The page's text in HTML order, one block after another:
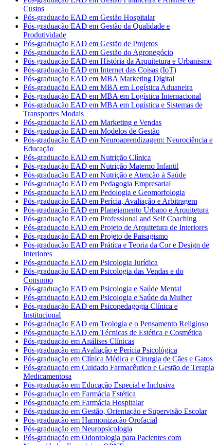
Custos
Pós-graduação EAD em Gestão Hospitalar
Pós-graduação EAD em Gestão da Qualidade e
Produtividade
Pós-graduação EAD em Gestão de Projetos
Pós-graduação EAD em Gestão do Agronegócio
Pós-graduação EAD em História da Arquitetura e Urbanismo
Pós-graduação EAD em Internet das Coisas (IoT)
Pós-graduação EAD em MBA Marketing Digital
Pós-graduação EAD em MBA em Logística Aduaneira
Pós-graduação EAD em MBA em Logística Internacional
Pós-graduação EAD em MBA em Logística e Sistemas de
Transportes Modais
Pós-graduação EAD em Marketing e Vendas
Pós-graduação EAD em Modelos de Gestão
Pós-graduação EAD em Neuroaprendizagem: Neurociência e
Educação
Pós-graduação EAD em Nutrição Clínica
Pós-graduação EAD em Nutrição Materno Infantil
Pós-graduação EAD em Nutrição e Atenção à Saúde
Pós-graduação EAD em Pedagogia Empresarial
Pós-graduação EAD em Pedologia e Geomorfologia
Pós-graduação EAD em Perícia, Avaliação e Arbitragem
Pós-graduação EAD em Planejamento Urbano e Arquitetura
Pós-graduação EAD em Professional and Self Coaching
Pós-graduação EAD em Projeto de Arquitetura de Interiores
Pós-graduação EAD em Projeto de Paisagismo
Pós-graduação EAD em Prática e Teoria da Cor e Design de
Interiores
Pós-graduação EAD em Psicologia Jurídica
Pós-graduação EAD em Psicologia das Vendas e do
Consumo
Pós-graduação EAD em Psicologia e Saúde Mental
Pós-graduação EAD em Psicologia e Saúde da Mulher
Pós-graduação EAD em Psicopedagogia Clínica e
Institucional
Pós-graduação EAD em Teologia e o Pensamento Religioso
Pós-graduação EAD em Técnicas de Estética e Cosmética
Pós-graduação em Análises Clínicas
Pós-graduação em Avaliação e Perícia Psicológica
Pós-graduação em Clínica Médica e Cirurgia de Cães e Gatos
Pós-graduação em Cuidado Farmacêutico e Gestão de Terapia
Medicamentosa
Pós-graduação em Educação Especial e Inclusiva
Pós-graduação em Farmácia Estética
Pós-graduação em Farmácia Hospitalar
Pós-graduação em Gestão, Orientação e Supervisão Escolar
Pós-graduação em Harmonização Orofacial
Pós-graduação em Neuropsicologia
Pós-graduação em Odontologia para Pacientes com